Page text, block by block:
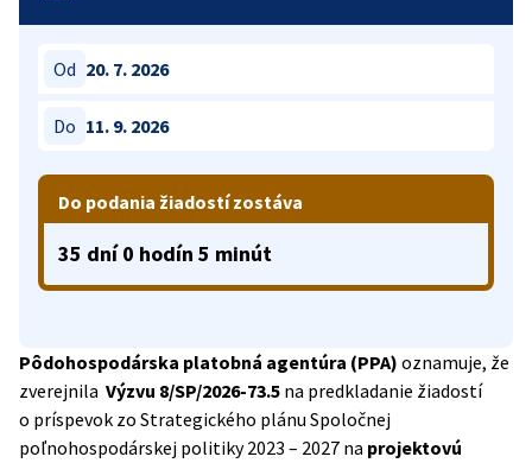
Pôdohospodárska platobná agentúra (PPA) oznamuje, že
zverejnila Výzvu 8/SP/2026-73.5 na predkladanie žiadostí
o príspevok zo Strategického plánu Spoločnej
poľnohospodárskej politiky 2023 – 2027 na projektovú
Od 20. 7. 2026
Do 11. 9. 2026
Do podania žiadostí zostáva
35 dní 0 hodín 5 minút